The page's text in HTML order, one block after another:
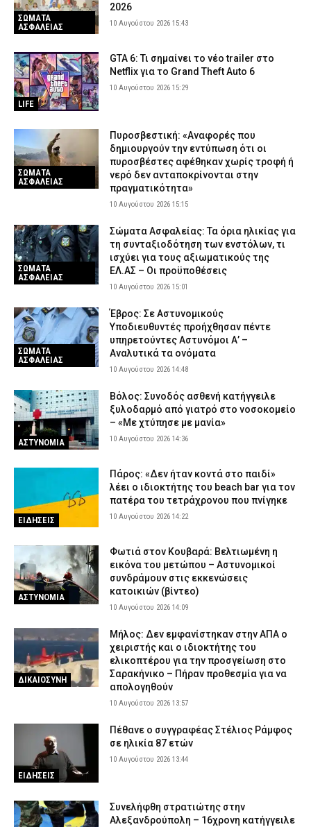
ΣΩΜΑΤΑ
ΑΣΦΑΛΕΙΑΣ
2026
10 Αυγούστου 2026 15:43
LIFE
GTA 6: Τι σημαίνει το νέο trailer στο
Netflix για το Grand Theft Auto 6
10 Αυγούστου 2026 15:29
ΣΩΜΑΤΑ
ΑΣΦΑΛΕΙΑΣ
Πυροσβεστική: «Αναφορές που
δημιουργούν την εντύπωση ότι οι
πυροσβέστες αφέθηκαν χωρίς τροφή ή
νερό δεν ανταποκρίνονται στην
πραγματικότητα»
10 Αυγούστου 2026 15:15
ΣΩΜΑΤΑ
ΑΣΦΑΛΕΙΑΣ
Σώματα Ασφαλείας: Τα όρια ηλικίας για
τη συνταξιοδότηση των ενστόλων, τι
ισχύει για τους αξιωματικούς της
ΕΛ.ΑΣ – Οι προϋποθέσεις
10 Αυγούστου 2026 15:01
ΣΩΜΑΤΑ
ΑΣΦΑΛΕΙΑΣ
Έβρος: Σε Αστυνομικούς
Υποδιευθυντές προήχθησαν πέντε
υπηρετούντες Αστυνόμοι Α’ –
Αναλυτικά τα ονόματα
10 Αυγούστου 2026 14:48
ΑΣΤΥΝΟΜΙΑ
Βόλος: Συνοδός ασθενή κατήγγειλε
ξυλοδαρμό από γιατρό στο νοσοκομείο
– «Με χτύπησε με μανία»
10 Αυγούστου 2026 14:36
ΕΙΔΗΣΕΙΣ
Πάρος: «Δεν ήταν κοντά στο παιδί»
λέει ο ιδιοκτήτης του beach bar για τον
πατέρα του τετράχρονου που πνίγηκε
10 Αυγούστου 2026 14:22
ΑΣΤΥΝΟΜΙΑ
Φωτιά στον Κουβαρά: Βελτιωμένη η
εικόνα του μετώπου – Αστυνομικοί
συνδράμουν στις εκκενώσεις
κατοικιών (βίντεο)
10 Αυγούστου 2026 14:09
ΔΙΚΑΙΟΣΥΝΗ
Μήλος: Δεν εμφανίστηκαν στην ΑΠΑ ο
χειριστής και ο ιδιοκτήτης του
ελικοπτέρου για την προσγείωση στο
Σαρακήνικο – Πήραν προθεσμία για να
απολογηθούν
10 Αυγούστου 2026 13:57
ΕΙΔΗΣΕΙΣ
Πέθανε ο συγγραφέας Στέλιος Ράμφος
σε ηλικία 87 ετών
10 Αυγούστου 2026 13:44
Συνελήφθη στρατιώτης στην
Αλεξανδρούπολη – 16χρονη κατήγγειλε